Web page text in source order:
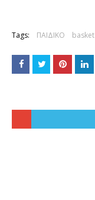
Tags: ΠΑΙΔΙΚΟ basket